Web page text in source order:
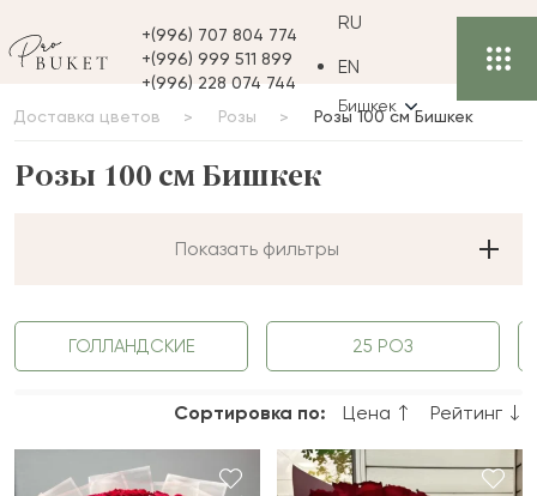
+(996) 707 804 774
+(996) 999 511 899
+(996) 228 074 744
RU
EN
Бишкек
Доставка цветов Розы Розы 100 см Бишкек
Розы 100 см Бишкек
Показать фильтры
ГОЛЛАНДСКИЕ 25 РОЗ
Сортировка по: Цена Рейтинг